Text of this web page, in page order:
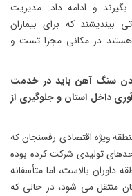
و ادامه داد: مدیریت
بیندیشند که برای بیماران
هستند در مکانی مجزا تست و
سنگ آهن باید در خدمت
داخل استان و جلوگیری از
ویژه اقتصادی رفسنجان که
تولیدی شرکت کرده بوده
بالاست، اما متأسفانه
منتقل می شود، در حالی که